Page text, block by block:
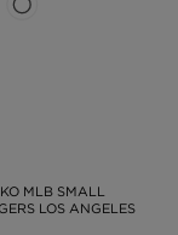
MLB SMALL
LOS ANGELES